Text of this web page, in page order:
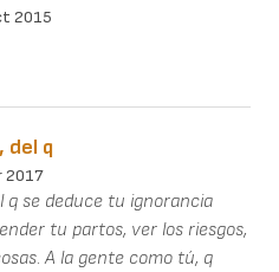
2015
del q
2017
q se deduce tu ignorancia
tu partos, ver los riesgos,
A la gente como tú, q